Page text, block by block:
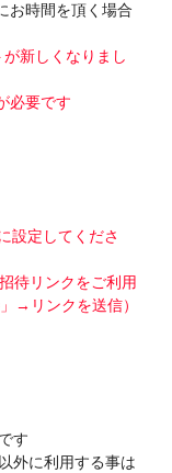
お時間を頂く場合
新しくなりまし
必要です
設定してくださ
待リンクをご利用
→リンクを送信）
す
外に利用する事は